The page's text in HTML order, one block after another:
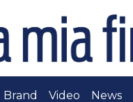
Brand Video News